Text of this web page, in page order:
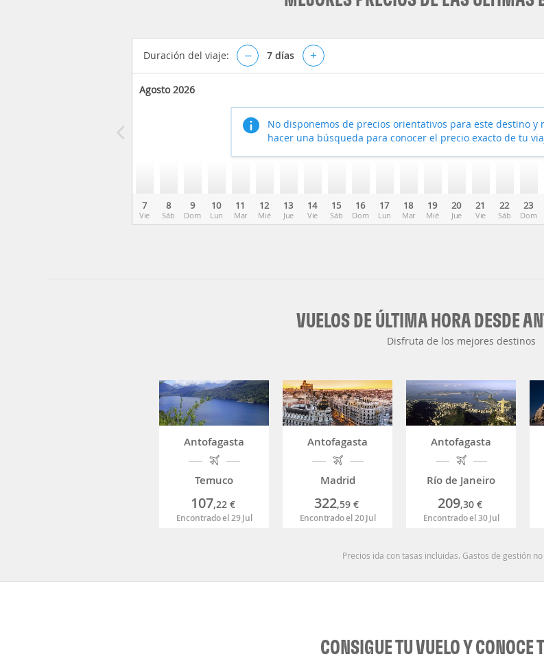
Duración del viaje: – 7 días +
Agosto 2026
7
Vie
8
Sáb
9
Dom
10
Lun
11
Mar
12
Mié
13
Jue
14
Vie
15
Sáb
16
Dom
17
Lun
18
Mar
19
Mié
20
Jue
21
Vie
22
Sáb
23
Dom
No disponemos de precios orientativos para este destino y
hacer una búsqueda para conocer el precio exacto de tu
VUELOS DE ÚLTIMA HORA DESDE
Disfruta de los mejores destinos
Antofagasta
Temuco
107,22 €
Encontrado el 29 Jul
Antofagasta
Madrid
322,59 €
Encontrado el 20 Jul
Antofagasta
Río de Janeiro
209,30 €
Encontrado el 30 Jul
Precios ida con tasas incluidas. Gastos de gestión
CONSIGUE TU VUELO Y CONOCE